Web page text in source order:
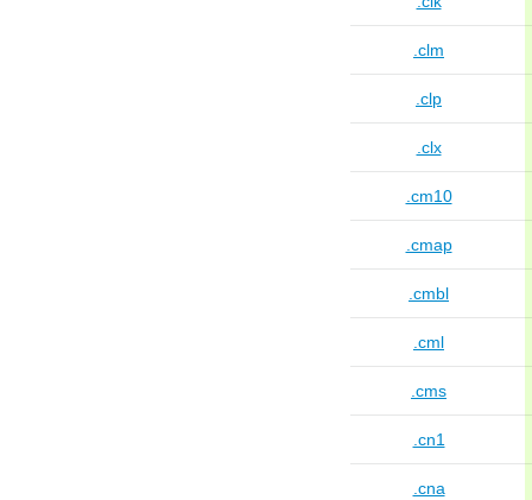
.clm
.clp
.clx
.cm10
.cmap
.cmbl
.cml
.cms
.cn1
.cna